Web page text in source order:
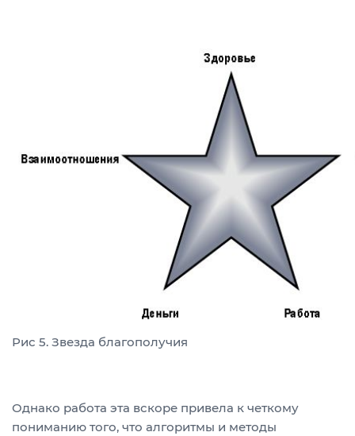
Рис 5. Звезда благополучия
Однако работа эта вскоре привела к четкому
пониманию того, что алгоритмы и методы